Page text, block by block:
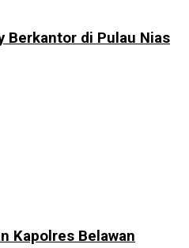
Berkantor di Pulau Nias
Kapolres Belawan